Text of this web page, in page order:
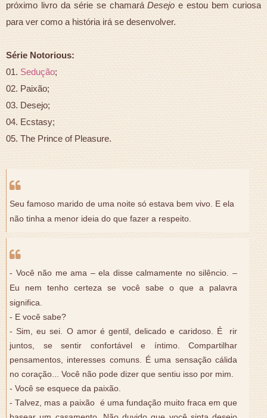
próximo livro da série se chamaráDesejoe estou bem curiosa
para ver como a história irá se desenvolver.
Série Notorious:
01.Sedução;
02. Paixão;
03. Desejo;
04. Ecstasy;
05. The Prince of Pleasure.
Seu famoso marido de uma noite só estava bem vivo. E ela
não tinha a menor ideia do que fazer a respeito.
- Você não me ama – ela disse calmamente no silêncio. –
Eu nem tenho certeza se você sabe o que a palavra
significa.
- E você sabe?
- Sim, eu sei. O amor é gentil, delicado e caridoso. É rir
juntos, se sentir confortável e íntimo. Compartilhar
pensamentos, interesses comuns. É uma sensação cálida
no coração... Você não pode dizer que sentiu isso por mim.
- Você se esquece da paixão.
- Talvez, mas a paixão é uma fundação muito fraca em que